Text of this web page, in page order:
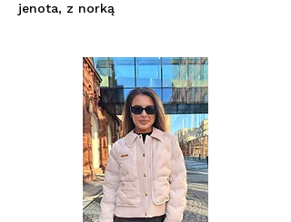
jenota, z norką